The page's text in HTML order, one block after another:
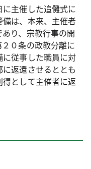
主催した追儺式に
は、本来、主催者
り、宗教行事の開
０条の政教分離に
従事した職員に対
返還させるととも
として主催者に返